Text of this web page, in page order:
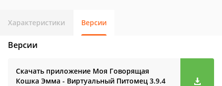
Характеристики Версии
Версии
Скачать приложение Моя Говорящая
Кошка Эмма - Виртуальный Питомец 3.9.4